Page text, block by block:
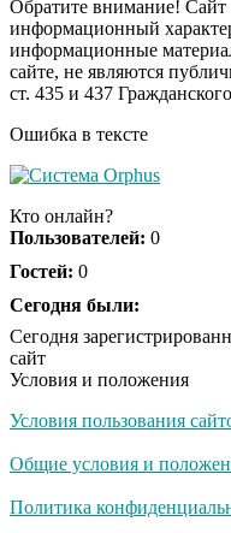
Ролик из
будете
Королева
Обратите внимание! Сайт
информационный
информационные
сайте, не являются
ст. 435 и 437
Ошибка в тексте
Кто онлайн?
Пользователей: 0
Гостей: 0
Сегодня были:
Сегодня
сайт
Условия и положения
Условия пользования
Общие условия и
Политика